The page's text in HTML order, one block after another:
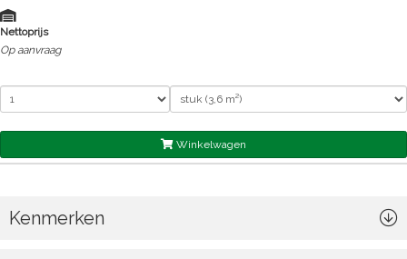
Nettoprijs
Op aanvraag
Winkelwagen
Kenmerken